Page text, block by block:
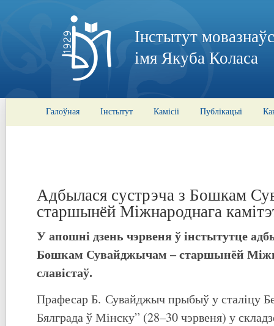
Інстытут
імя Якуба Коласа
Галоўная Інстытут Камісіі Публікацыі
Адбылася сустрэча з Бошкам
старшынёй Міжнароднага
У апошні дзень чэрвеня ў інстытутце
Бошкам Сувайджычам – старшынёй
славістаў.
Прафесар Б. Сувайджыч прыбыў у сталіцу
Бялграда ў Мінску” (28–30 чэрвеня) у